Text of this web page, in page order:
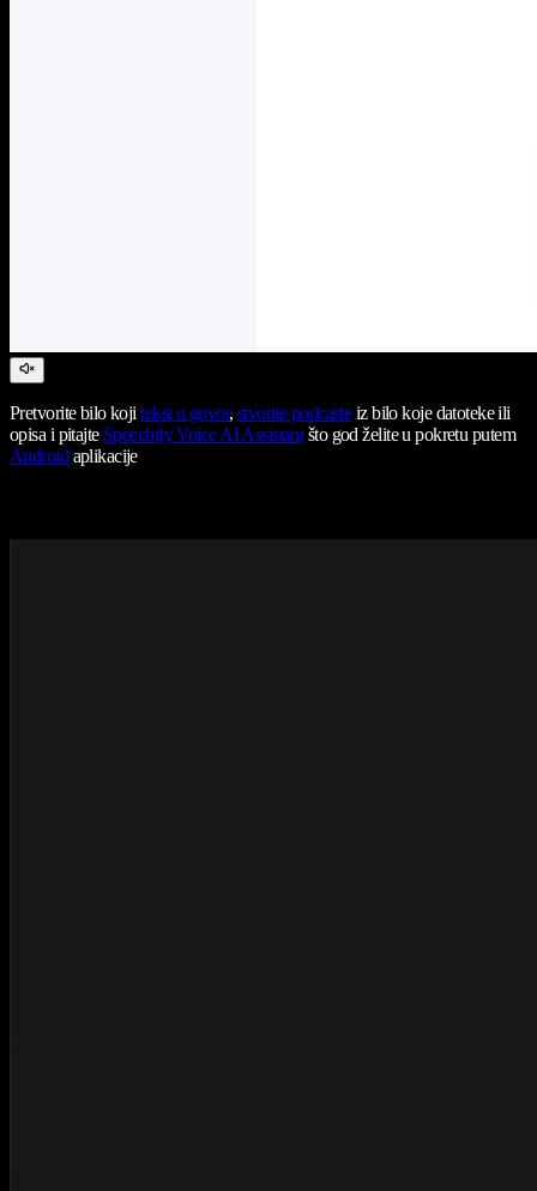
Pretvorite bilo kojitekst u govor, stvorite podcasteiz bilo koje datoteke ili
opisa i pitajte Speechify Voice AI Assistantšto god želite u pokretu putem
Androidaplikacije